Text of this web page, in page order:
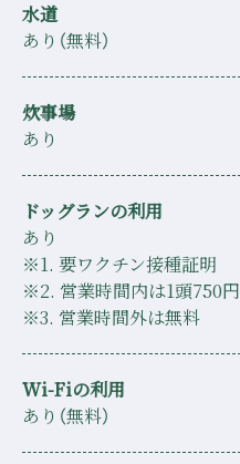
水道
あり（無料）
炊事場
あり
ドッグランの利用
あり
※1. 要ワクチン接種証明
※2. 営業時間内は1頭750円
※3. 営業時間外は無料
Wi-Fiの利用
あり（無料）